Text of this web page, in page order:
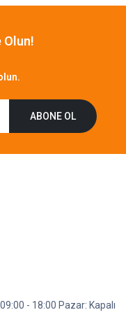
Olun!
ABONE OL
- 18:00 Pazar: Kapalı